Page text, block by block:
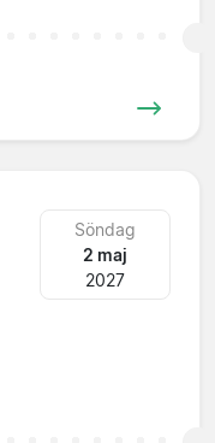
Söndag
2 maj
2027